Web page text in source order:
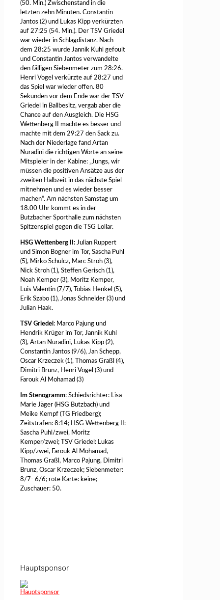
(50. Min.) Zwischenstand in die
letzten zehn Minuten. Constantin
Jantos (2) und Lukas Kipp verkürzten
auf 27:25 (54. Min.). Der TSV Griedel
war wieder in Schlagdistanz. Nach
dem 28:25 wurde Jannik Kuhl gefoult
und Constantin Jantos verwandelte
den fälligen Siebenmeter zum 28:26.
Henri Vogel verkürzte auf 28:27 und
das Spiel war wieder offen. 80
Sekunden vor dem Ende war der TSV
Griedel in Ballbesitz, vergab aber die
Chance auf den Ausgleich. Die HSG
Wettenberg II machte es besser und
machte mit dem 29:27 den Sack zu.
Nach der Niederlage fand Artan
Nuradini die richtigen Worte an seine
Mitspieler in der Kabine: „Jungs, wir
müssen die positiven Ansätze aus der
zweiten Halbzeit in das nächste Spiel
mitnehmen und es wieder besser
machen“. Am nächsten Samstag um
18.00 Uhr kommt es in der
Butzbacher Sporthalle zum nächsten
Spitzenspiel gegen die TSG Lollar.
HSG Wettenberg II: Julian Ruppert
und Simon Bogner im Tor, Sascha Puhl
(5), Mirko Schulcz, Marc Stroh (3),
Nick Stroh (1), Steffen Gerisch (1),
Noah Kemper (3), Moritz Kemper,
Luis Valentin (7/7), Tobias Henkel (5),
Erik Szabo (1), Jonas Schneider (3) und
Julian Haak.
TSV Griedel : Marco Pajung und
Hendrik Krüger im Tor, Jannik Kuhl
(3), Artan Nuradini, Lukas Kipp (2),
Constantin Jantos (9/6), Jan Schepp,
Oscar Krzeczek (1), Thomas Graßl (4),
Dimitri Brunz, Henri Vogel (3) und
Farouk Al Mohamad (3)
Im Stenogramm: Schiedsrichter: Lisa
Marie Jäger (HSG Butzbach) und
Meike Kempf (TG Friedberg);
Zeitstrafen: 8:14; HSG Wettenberg II:
Sascha Puhl/zwei, Moritz
Kemper/zwei; TSV Griedel: Lukas
Kipp/zwei, Farouk Al Mohamad,
Thomas Graßl, Marco Pajung, Dimitri
Brunz, Oscar Krzeczek; Siebenmeter:
8/7- 6/6; rote Karte: keine;
Zuschauer: 50.
Hauptsponsor